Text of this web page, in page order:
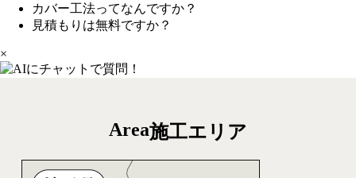
カバー工法ってなんですか？
見積もりは無料ですか？
×
Area施工エリア